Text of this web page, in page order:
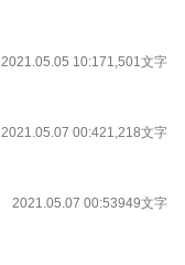
2021.05.05 10:171,501文字
2021.05.07 00:421,218文字
2021.05.07 00:53949文字